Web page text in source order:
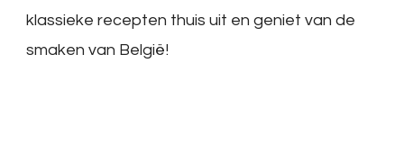
klassieke recepten thuis uit en geniet van de
smaken van België!